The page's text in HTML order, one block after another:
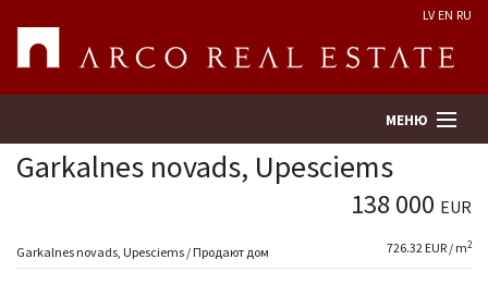
LV EN RU
МЕНЮ
Оценка недвижимости
Garkalnes novads, Upesciems
138 000 EUR
Garkalnes novads, Upesciems / Продают дом 726.32 EUR / m2